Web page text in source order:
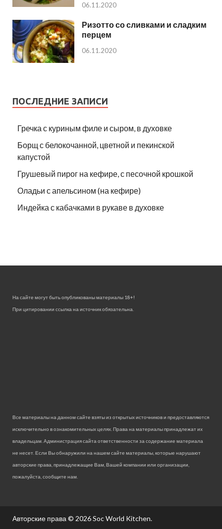
06.11.2020
Ризотто со сливками и сладким
перцем
06.11.2020
ПОСЛЕДНИЕ ЗАПИСИ
Гречка с куриным филе и сыром, в духовке
Борщ с белокочанной, цветной и пекинской
капустой
Грушевый пирог на кефире, с песочной крошкой
Оладьи с апельсином (на кефире)
Индейка с кабачками в рукаве в духовке
На сайте могут быть опубликованы материалы 18+!
При цитировании ссылка на источник обязательна.
Все материалы на данном сайте взяты из открытых источников и предоставляются
исключительно в ознакомительных целях. Права на материалы принадлежат их
владельцам. Администрация сайта ответственности за содержание материала
не несет. Если Вы обнаружили на нашем сайте материалы, которые нарушают
авторские права, принадлежащие Вам, Вашей компании или организации,
пожалуйста, сообщите нам.
Авторские права © 2026Soc World Kitchen.